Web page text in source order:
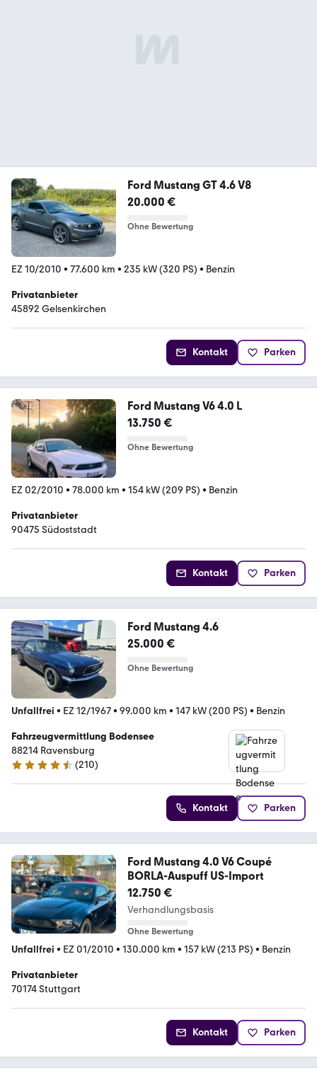
Ford Mustang GT 4.6 V8
20.000 €
Ohne Bewertung
EZ 10/2010 • 77.600 km • 235 kW (320 PS) • Benzin
Privatanbieter
45892 Gelsenkirchen
Kontakt Parken
Ford Mustang V6 4.0 L
13.750 €
Ohne Bewertung
EZ 02/2010 • 78.000 km • 154 kW (209 PS) • Benzin
Privatanbieter
90475 Südoststadt
Kontakt Parken
Ford Mustang 4.6
25.000 €
Ohne Bewertung
Unfallfrei • EZ 12/1967• 99.000 km • 147 kW (200 PS) • Benzin
Fahrzeugvermittlung Bodensee
88214 Ravensburg
4.5 Sterne
(210)
Kontakt Parken
Ford Mustang 4.0 V6 Coupé
BORLA-Auspuff US-Import
12.750 €
Verhandlungsbasis
Ohne Bewertung
Unfallfrei • EZ 01/2010 • 130.000 km • 157 kW (213 PS) • Benzin
Privatanbieter
70174 Stuttgart
Kontakt Parken